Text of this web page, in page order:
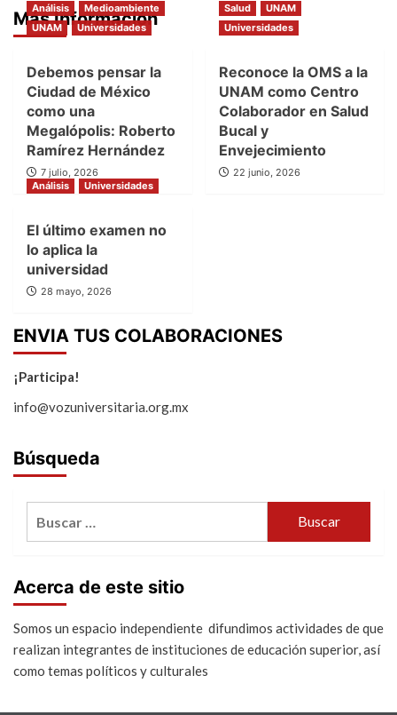
Más Información
Análisis
Medioambiente
UNAM
Universidades
Debemos pensar la
Ciudad de México
como una
Megalópolis: Roberto
Ramírez Hernández
7 julio, 2026
Salud
UNAM
Universidades
Reconoce la OMS a la
UNAM como Centro
Colaborador en Salud
Bucal y
Envejecimiento
22 junio, 2026
Análisis
Universidades
El último examen no
lo aplica la
universidad
28 mayo, 2026
ENVIA TUS COLABORACIONES
¡Participa!
info@vozuniversitaria.org.mx
Búsqueda
Acerca de este sitio
Somos un espacio independiente difundimos actividades de que
realizan integrantes de instituciones de educación superior, así
como temas políticos y culturales